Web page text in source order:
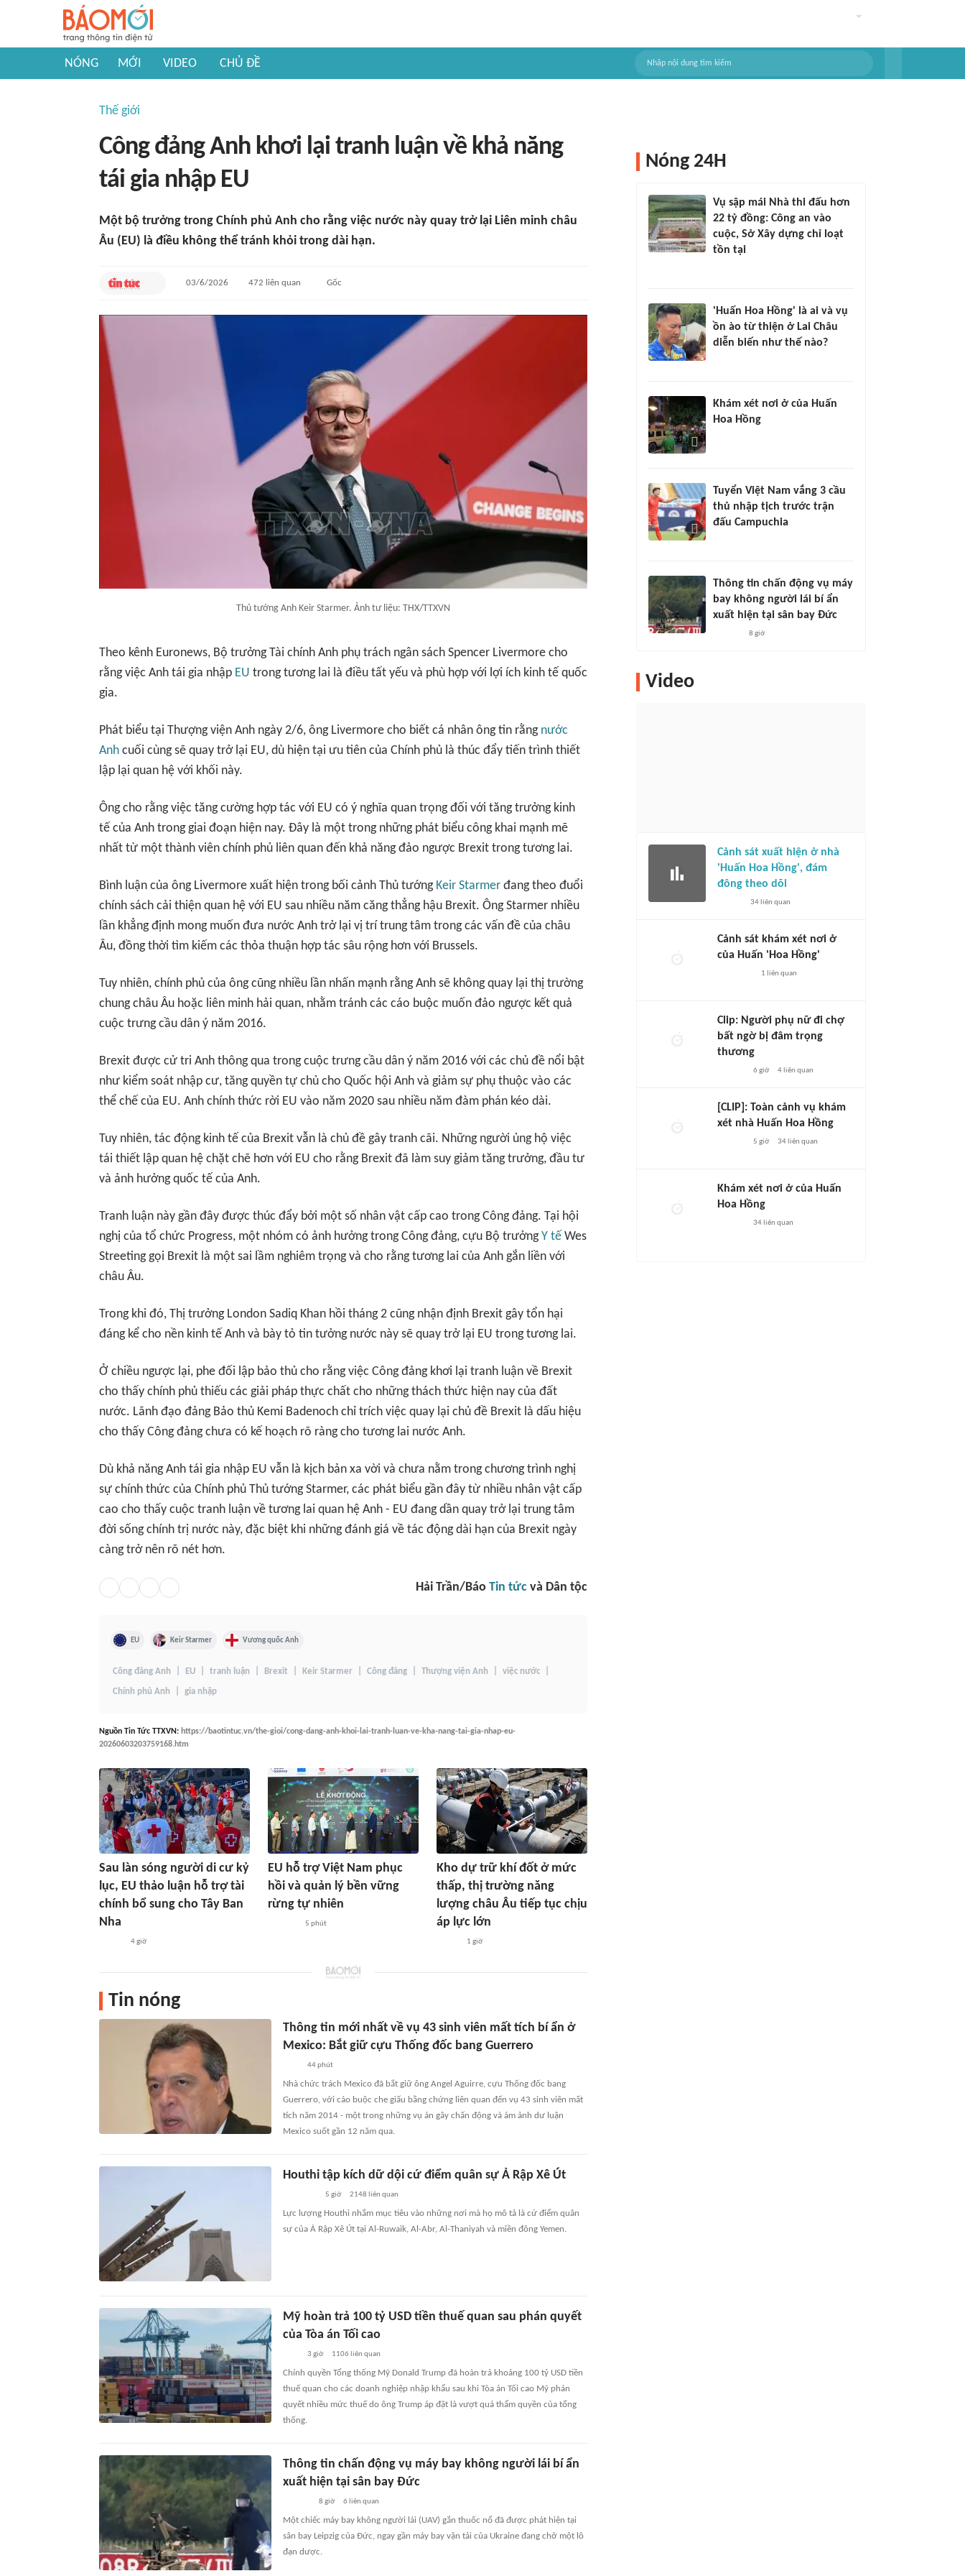
NÓNG MỚI VIDEO CHỦ ĐỀ
Thế giới
Công đảng Anh khơi lại tranh luận về khả năng
tái gia nhập EU
Một bộ trưởng trong Chính phủ Anh cho rằng việc nước này quay trở lại Liên minh châu
Âu (EU) là điều không thể tránh khỏi trong dài hạn.
03/6/2026 472 liên quan Gốc
Thủ tướng Anh Keir Starmer. Ảnh tư liệu: THX/TTXVN
Theo kênh Euronews, Bộ trưởng Tài chính Anh phụ trách ngân sách Spencer Livermore cho
rằng việc Anh tái gia nhập EU trong tương lai là điều tất yếu và phù hợp với lợi ích kinh tế quốc
gia.
Phát biểu tại Thượng viện Anh ngày 2/6, ông Livermore cho biết cá nhân ông tin rằng nước
Anh cuối cùng sẽ quay trở lại EU, dù hiện tại ưu tiên của Chính phủ là thúc đẩy tiến trình thiết
lập lại quan hệ với khối này.
Ông cho rằng việc tăng cường hợp tác với EU có ý nghĩa quan trọng đối với tăng trưởng kinh
tế của Anh trong giai đoạn hiện nay. Đây là một trong những phát biểu công khai mạnh mẽ
nhất từ một thành viên chính phủ liên quan đến khả năng đảo ngược Brexit trong tương lai.
Bình luận của ông Livermore xuất hiện trong bối cảnh Thủ tướng Keir Starmer đang theo đuổi
chính sách cải thiện quan hệ với EU sau nhiều năm căng thẳng hậu Brexit. Ông Starmer nhiều
lần khẳng định mong muốn đưa nước Anh trở lại vị trí trung tâm trong các vấn đề của châu
Âu, đồng thời tìm kiếm các thỏa thuận hợp tác sâu rộng hơn với Brussels.
Tuy nhiên, chính phủ của ông cũng nhiều lần nhấn mạnh rằng Anh sẽ không quay lại thị trường
chung châu Âu hoặc liên minh hải quan, nhằm tránh các cáo buộc muốn đảo ngược kết quả
cuộc trưng cầu dân ý năm 2016.
Brexit được cử tri Anh thông qua trong cuộc trưng cầu dân ý năm 2016 với các chủ đề nổi bật
như kiểm soát nhập cư, tăng quyền tự chủ cho Quốc hội Anh và giảm sự phụ thuộc vào các
thể chế của EU. Anh chính thức rời EU vào năm 2020 sau nhiều năm đàm phán kéo dài.
Tuy nhiên, tác động kinh tế của Brexit vẫn là chủ đề gây tranh cãi. Những người ủng hộ việc
tái thiết lập quan hệ chặt chẽ hơn với EU cho rằng Brexit đã làm suy giảm tăng trưởng, đầu tư
và ảnh hưởng quốc tế của Anh.
Tranh luận này gần đây được thúc đẩy bởi một số nhân vật cấp cao trong Công đảng. Tại hội
nghị của tổ chức Progress, một nhóm có ảnh hưởng trong Công đảng, cựu Bộ trưởngY tế Wes
Streeting gọi Brexit là một sai lầm nghiêm trọng và cho rằng tương lai của Anh gắn liền với
châu Âu.
Trong khi đó, Thị trưởng London Sadiq Khan hồi tháng 2 cũng nhận định Brexit gây tổn hại
đáng kể cho nền kinh tế Anh và bày tỏ tin tưởng nước này sẽ quay trở lại EU trong tương lai.
Ở chiều ngược lại, phe đối lập bảo thủ cho rằng việc Công đảng khơi lại tranh luận về Brexit
cho thấy chính phủ thiếu các giải pháp thực chất cho những thách thức hiện nay của đất
nước. Lãnh đạo đảng Bảo thủ Kemi Badenoch chỉ trích việc quay lại chủ đề Brexit là dấu hiệu
cho thấy Công đảng chưa có kế hoạch rõ ràng cho tương lai nước Anh.
Dù khả năng Anh tái gia nhập EU vẫn là kịch bản xa vời và chưa nằm trong chương trình nghị
sự chính thức của Chính phủ Thủ tướng Starmer, các phát biểu gần đây từ nhiều nhân vật cấp
cao cho thấy cuộc tranh luận về tương lai quan hệ Anh - EU đang dần quay trở lại trung tâm
đời sống chính trị nước này, đặc biệt khi những đánh giá về tác động dài hạn của Brexit ngày
càng trở nên rõ nét hơn.
Hải Trần/Báo Tin tức và Dân tộc
EU Keir Starmer Vương quốc Anh
Công đảng Anh EU tranh luận Brexit Keir Starmer Công đảng Thượng viện Anh việc nước
Chính phủ Anh gia nhập
Nguồn Tin Tức TTXVN: https://baotintuc.vn/the-gioi/cong-dang-anh-khoi-lai-tranh-luan-ve-kha-nang-tai-gia-nhap-eu-
20260603203759168.htm
Sau làn sóng người di cư kỷ
lục, EU thảo luận hỗ trợ tài
chính bổ sung cho Tây Ban
Nha
4 giờ
EU hỗ trợ Việt Nam phục
hồi và quản lý bền vững
rừng tự nhiên
5 phút
Kho dự trữ khí đốt ở mức
thấp, thị trường năng
lượng châu Âu tiếp tục chịu
áp lực lớn
1 giờ
Tin nóng
Thông tin mới nhất về vụ 43 sinh viên mất tích bí ẩn ở
Mexico: Bắt giữ cựu Thống đốc bang Guerrero
44 phút
Nhà chức trách Mexico đã bắt giữ ông Angel Aguirre, cựu Thống đốc bang
Guerrero, với cáo buộc che giấu bằng chứng liên quan đến vụ 43 sinh viên mất
tích năm 2014 - một trong những vụ án gây chấn động và ám ảnh dư luận
Mexico suốt gần 12 năm qua.
Houthi tập kích dữ dội cứ điểm quân sự Ả Rập Xê Út
5 giờ 2148 liên quan
Lực lượng Houthi nhắm mục tiêu vào những nơi mà họ mô tả là cứ điểm quân
sự của Ả Rập Xê Út tại Al-Ruwaik, Al-Abr, Al-Thaniyah và miền đông Yemen.
Mỹ hoàn trả 100 tỷ USD tiền thuế quan sau phán quyết
của Tòa án Tối cao
3 giờ 1106 liên quan
Chính quyền Tổng thống Mỹ Donald Trump đã hoàn trả khoảng 100 tỷ USD tiền
thuế quan cho các doanh nghiệp nhập khẩu sau khi Tòa án Tối cao Mỹ phán
quyết nhiều mức thuế do ông Trump áp đặt là vượt quá thẩm quyền của tổng
thống.
Thông tin chấn động vụ máy bay không người lái bí ẩn
xuất hiện tại sân bay Đức
8 giờ 6 liên quan
Một chiếc máy bay không người lái (UAV) gắn thuốc nổ đã được phát hiện tại
sân bay Leipzig của Đức, ngay gần máy bay vận tải của Ukraine đang chở một lô
đạn dược.
Nóng 24H
Vụ sập mái Nhà thi đấu hơn
22 tỷ đồng: Công an vào
cuộc, Sở Xây dựng chỉ loạt
tồn tại
'Huấn Hoa Hồng' là ai và vụ
ồn ào từ thiện ở Lai Châu
diễn biến như thế nào?
Khám xét nơi ở của Huấn
Hoa Hồng
Tuyển Việt Nam vắng 3 cầu
thủ nhập tịch trước trận
đấu Campuchia
Thông tin chấn động vụ máy
bay không người lái bí ẩn
xuất hiện tại sân bay Đức
8 giờ
Video
Cảnh sát xuất hiện ở nhà
'Huấn Hoa Hồng', đám
đông theo dõi
34liên quan
Cảnh sát khám xét nơi ở
của Huấn 'Hoa Hồng'
1 liên quan
Clip: Người phụ nữ đi chợ
bất ngờ bị đâm trọng
thương
6 giờ 4liên quan
[CLIP]: Toàn cảnh vụ khám
xét nhà Huấn Hoa Hồng
5 giờ 34liên quan
Khám xét nơi ở của Huấn
Hoa Hồng
34liên quan